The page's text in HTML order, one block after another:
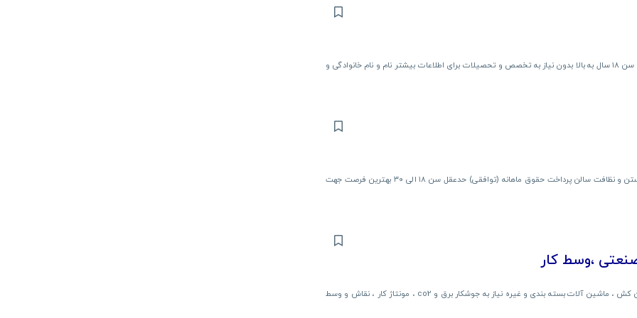
جادوی کار پاره وقت و پردرامد بدون سرمایه اولیه آموزش بسیار ساده از سن ۱۸ سال به بالا بدون نیاز به تخصص و تحصیلات برای اطلاعات بیشتر نام و نام خانوادگی و
نیازمند یک نیروی خانم جهت کار در کافه هستیم عنوان شغل ظرف شستن و نظافت سالن پرداخت حقوق ماهانه (توافقی) حدعقل سن ۱۸ الی ۳۰ بهترین فرصت جهت
،وسط کار
یک شرکت تولیدی در زمینه ساخت ماشین آلات و مخازن واترجت و لجن کش ، ماشین آلات بسته بندی و غیره نیاز به جوشکار برق و co2 ، مونتاژ کار ، نقاش و وسط